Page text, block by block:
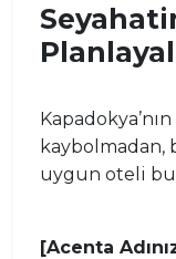
kaybolmadan,
uygun oteli
[Acenta